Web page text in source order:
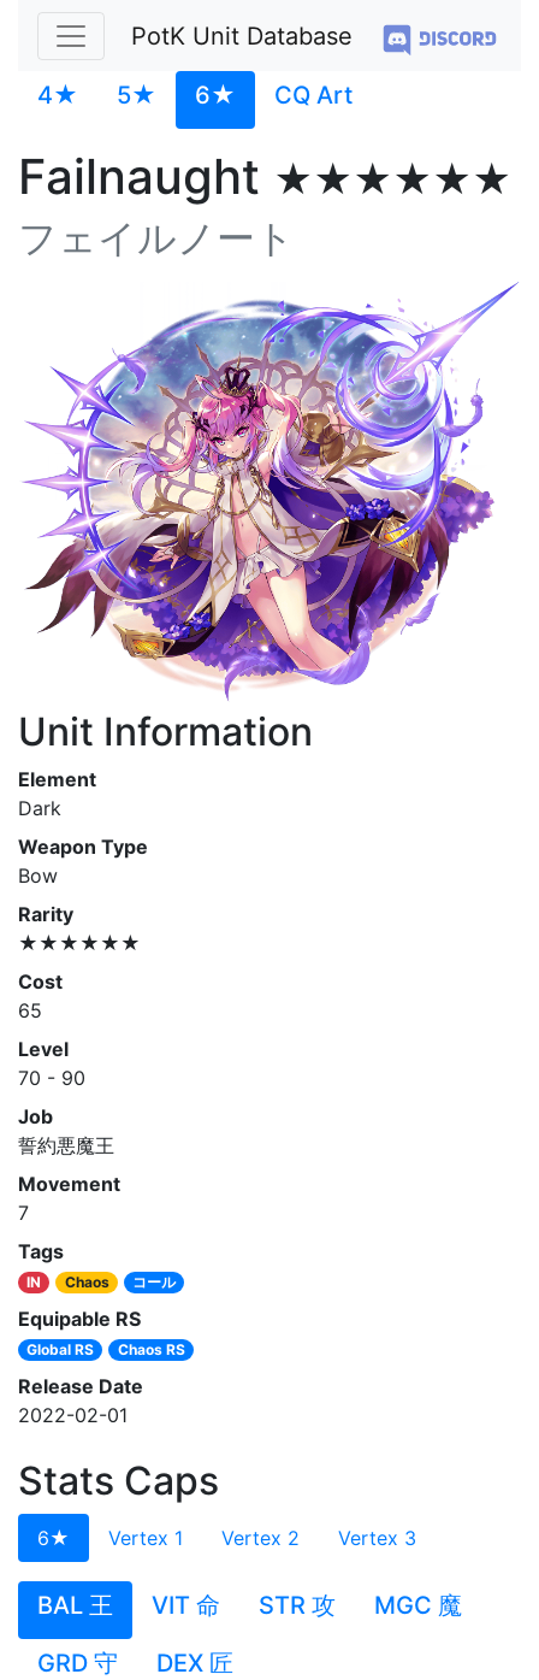
PotK Unit Database
4★ 5★ 6★ CQ Art
Failnaught ★★★★★★
フェイルノート
Unit Information
Element
Dark
Weapon Type
Bow
Rarity
★★★★★★
Cost
65
Level
70 - 90
Job
誓約悪魔王
Movement
7
Tags
IN Chaos コール
Equipable RS
Global RS Chaos RS
Release Date
2022-02-01
Stats Caps
6★ Vertex 1 Vertex 2 Vertex 3
BAL 王 VIT 命 STR 攻
MGC 魔
GRD 守
DEX 匠